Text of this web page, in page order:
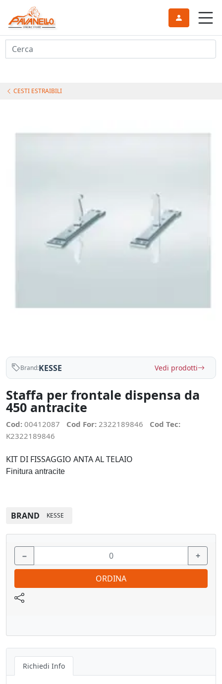
Cerca
CESTI ESTRAIBILI
Brand:KESSE Vedi prodotti
Staffa per frontale dispensa da
450 antracite
Cod: 00412087 Cod For: 2322189846
Cod Tec:
K2322189846
KIT DI FISSAGGIO ANTA AL TELAIO
Finitura antracite
BRAND KESSE
− +
ORDINA
Richiedi Info